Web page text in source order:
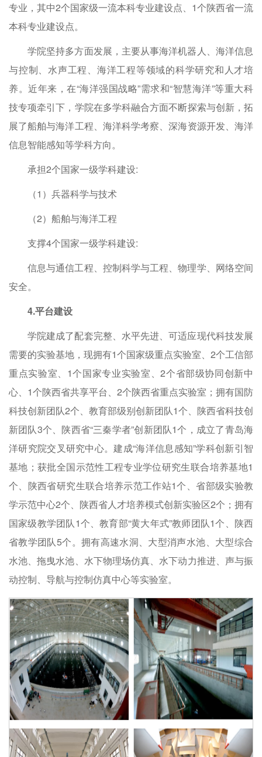
专业，其中2个国家级一流本科专业建设点、1个陕西省一流
本科专业建设点。
学院坚持多方面发展，主要从事海洋机器人、海洋信息
与控制、水声工程、海洋工程等领域的科学研究和人才培
养。近年来，在“海洋强国战略”需求和“智慧海洋”等重大科
技专项牵引下，学院在多学科融合方面不断探索与创新，拓
展了船舶与海洋工程、海洋科学考察、深海资源开发、海洋
信息智能感知等学科方向。
承担2个国家一级学科建设:
（1）兵器科学与技术
（2）船舶与海洋工程
支撑4个国家一级学科建设:
信息与通信工程、控制科学与工程、物理学、网络空间
安全。
4.平台建设
学院建成了配套完整、水平先进、可适应现代科技发展
需要的实验基地，现拥有1个国家级重点实验室、2个工信部
重点实验室、1个国家专业实验室、2个省部级协同创新中
心、1个陕西省共享平台、2个陕西省重点实验室；拥有国防
科技创新团队2个、教育部级别创新团队1个、陕西省科技创
新团队3个、陕西省“三秦学者”创新团队1个，成立了青岛海
洋研究院交叉研究中心。建成“海洋信息感知”学科创新引智
基地；获批全国示范性工程专业学位研究生联合培养基地1
个、陕西省研究生联合培养示范工作站1个、省部级实验教
学示范中心2个、陕西省人才培养模式创新实验区2个；拥有
国家级教学团队1个、教育部“黄大年式”教师团队1个、陕西
省教学团队5个。拥有高速水洞、大型消声水池、大型综合
水池、拖曳水池、水下物理场仿真、水下动力推进、声与振
动控制、导航与控制仿真中心等实验室。